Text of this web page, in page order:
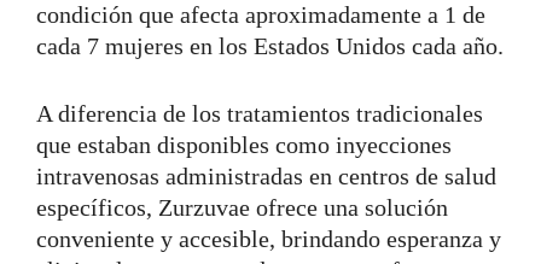
condición que afecta aproximadamente a 1 de
cada 7 mujeres en los Estados Unidos cada año.
A diferencia de los tratamientos tradicionales
que estaban disponibles como inyecciones
intravenosas administradas en centros de salud
específicos, Zurzuvae ofrece una solución
conveniente y accesible, brindando esperanza y